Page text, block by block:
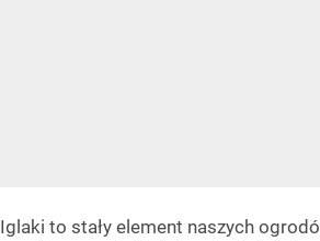
Iglaki to stały element naszych